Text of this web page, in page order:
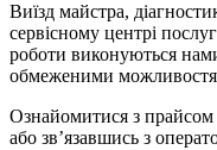
Виїзд майстра,
сервісному центрі
роботи виконуються
обмеженими
Ознайомитися з прайсом
або зв’язавшись з